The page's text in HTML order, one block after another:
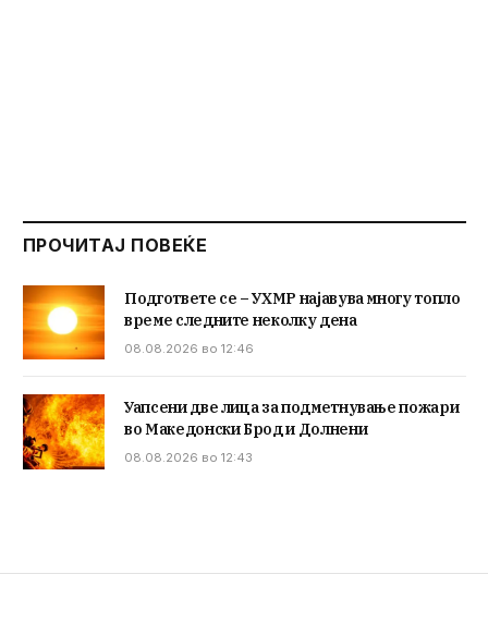
ПРОЧИТАЈ ПОВЕЌЕ
Подгответе се – УХМР најавува многу топло
време следните неколку дена
08.08.2026 во 12:46
Уапсени две лица за подметнување пожари
во Македонски Брод и Долнени
08.08.2026 во 12:43